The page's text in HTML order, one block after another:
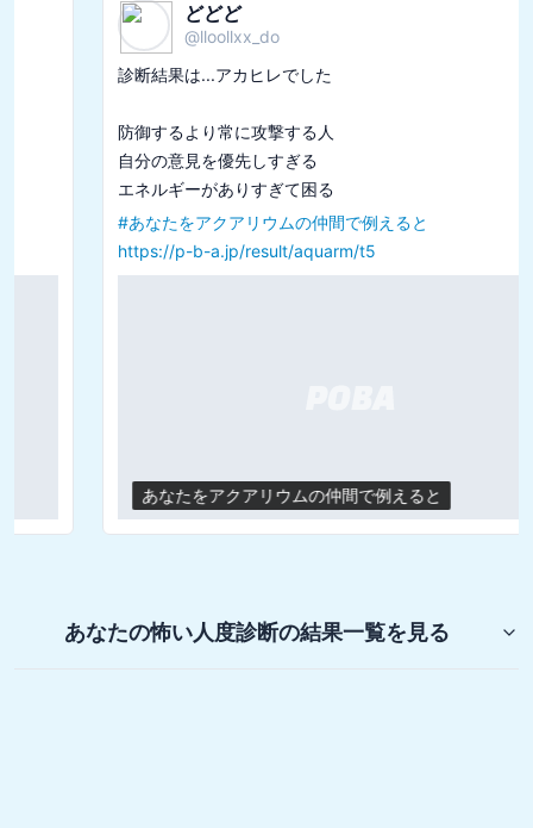
どどど
lloollxx_do
診断結果は...アカヒレでした
防御するより常に攻撃する人
自分の意見を優先しすぎる
エネルギーがありすぎて困る
あなたをアクアリウムの仲間で例えると
https://p-b-a.jp/result/aquarm/t5
あなたをアクアリウムの仲間で例えると
あなたの怖い人度診断の結果一覧を見る